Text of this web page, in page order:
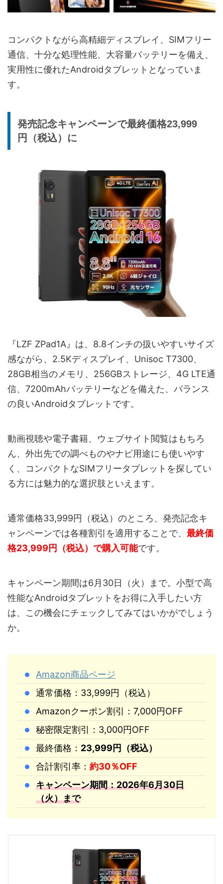
コンパクトながら高精細ディスプレイ、SIMフリー
通信、十分な処理性能、大容量バッテリーを備え、
実用性に優れたAndroidタブレットとなっていま
す。
発売記念キャンペーンで最終価格23,999
円（税込）に
『LZF ZPad1A』は、8.8インチの扱いやすいサイズ
感ながら、2.5Kディスプレイ、Unisoc T7300、
28GB相当のメモリ、256GBストレージ、4G LTE通
信、7200mAhバッテリーなどを備えた、バランス
の良いAndroidタブレットです。
動画視聴や電子書籍、ウェブサイト閲覧はもちろ
ん、外出先での調べものやナビ用途にも使いやす
く、コンパクトなSIMフリータブレットを探してい
る方には魅力的な選択肢といえます。
通常価格33,999円（税込）のところ、発売記念キ
ャンペーンでは各種割引を適用することで、 最終価
格23,999円（税込）で購入可能です。
キャンペーン期間は6月30日（火）まで。小型で高
性能なAndroidタブレットをお得に入手したい方
は、この機会にチェックしてみてはいかがでしょう
か。
Amazon商品ページ
通常価格：33,999円（税込）
Amazonクーポン割引：7,000円OFF
秘密限定割引：3,000円OFF
最終価格： 23,999円（税込）
合計割引率： 約30％OFF
キャンペーン期間：2026年6月30日
（火）まで